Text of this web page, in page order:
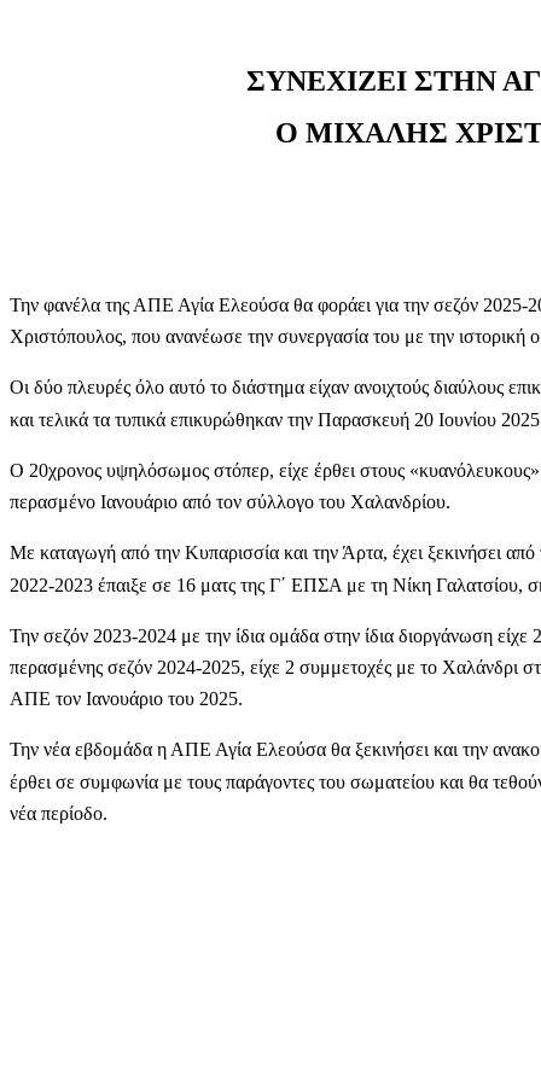
ΣΥΝΕΧΙΖΕΙ ΣΤΗΝ
Ο ΜΙΧΑΛΗΣ
Την φανέλα της ΑΠΕ Αγία Ελεούσα θα φοράει για την σεζόν
Χριστόπουλος, που ανανέωσε την συνεργασία του με την ιστορική
Οι δύο πλευρές όλο αυτό το διάστημα είχαν ανοιχτούς διαύλους
και τελικά τα τυπικά επικυρώθηκαν την Παρασκευή 20 Ιουνίου
Ο 20χρονος υψηλόσωμος στόπερ, είχε έρθει στους «κυανόλευκους»
περασμένο Ιανουάριο από τον σύλλογο του Χαλανδρίου.
Με καταγωγή από την Κυπαρισσία και την Άρτα, έχει ξεκινήσει
2022-2023 έπαιξε σε 16 ματς της Γ΄ ΕΠΣΑ με τη Νίκη Γαλατσίου,
Την σεζόν 2023-2024 με την ίδια ομάδα στην ίδια διοργάνωση
περασμένης σεζόν 2024-2025, είχε 2 συμμετοχές με το Χαλάνδρι
ΑΠΕ τον Ιανουάριο του 2025.
Την νέα εβδομάδα η ΑΠΕ Αγία Ελεούσα θα ξεκινήσει και την
έρθει σε συμφωνία με τους παράγοντες του σωματείου και θα
νέα περίοδο.